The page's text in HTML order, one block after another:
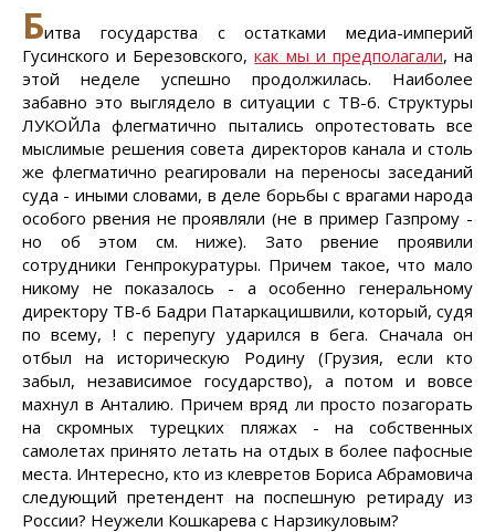
Битва государства с остатками медиа-империй
Гусинского и Березовского,как мы и предполагали, на
этой неделе успешно продолжилась. Наиболее
забавно это выглядело в ситуации с ТВ-6. Структуры
ЛУКОЙЛа флегматично пытались опротестовать все
мыслимые решения совета директоров канала и столь
же флегматично реагировали на переносы заседаний
суда - иными словами, в деле борьбы с врагами народа
особого рвения не проявляли (не в пример Газпрому -
но об этом см. ниже). Зато рвение проявили
сотрудники Генпрокуратуры. Причем такое, что мало
никому не показалось - а особенно генеральному
директору ТВ-6 Бадри Патаркацишвили, который, судя
по всему, ! с перепугу ударился в бега. Сначала он
отбыл на историческую Родину (Грузия, если кто
забыл, независимое государство), а потом и вовсе
махнул в Анталию. Причем вряд ли просто позагорать
на скромных турецких пляжах - на собственных
самолетах принято летать на отдых в более пафосные
места. Интересно, кто из клевретов Бориса Абрамовича
следующий претендент на поспешную ретираду из
России? Неужели Кошкарева с Нарзикуловым?